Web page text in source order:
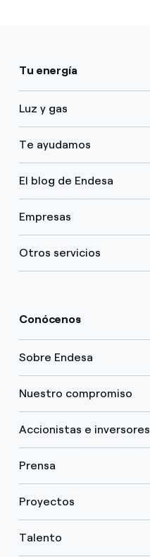
Tu energía
Luz y gas
Te ayudamos
El blog de Endesa
Empresas
Otros servicios
Conócenos
Sobre Endesa
Nuestro compromiso
Accionistas e inversores
Prensa
Proyectos
Talento